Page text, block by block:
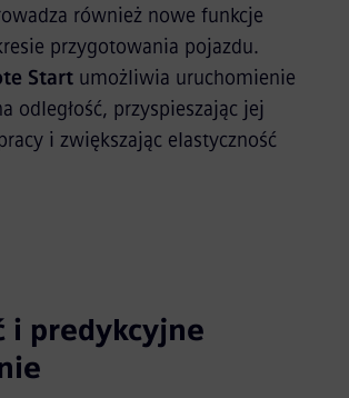
również nowe funkcje
przygotowania pojazdu.
Startumożliwia uruchomienie
odległość, przyspieszając jej
i zwiększając elastyczność
i predykcyjne